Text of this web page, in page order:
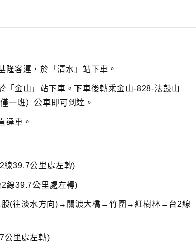
隆客運，於「清水」站下車。
「金山」站下車。下車後轉乘金山-828-法鼓山
一班）公車即可到達。
達車。
39.7公里處左轉)
線39.7公里處左轉)
(往淡水方向)→關渡大橋→竹圍→紅樹林→台2線
里處左轉)